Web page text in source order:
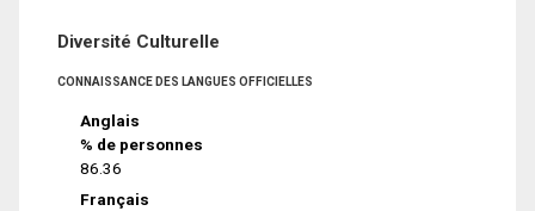
Diversité Culturelle
CONNAISSANCE DES LANGUES OFFICIELLES
Anglais
% de personnes
86.36
Français